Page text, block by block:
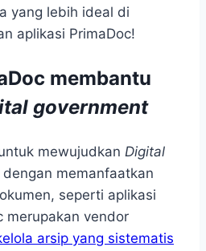
yang lebih ideal di
aplikasi PrimaDoc!
membantu
government
mewujudkan Digital
dengan memanfaatkan
seperti aplikasi
merupakan vendor
arsip yang sistematis